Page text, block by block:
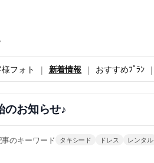
フォト 新着情報 おすすめﾌﾟﾗﾝ
のお知らせ♪
事のキーワード タキシード ドレス レンタル